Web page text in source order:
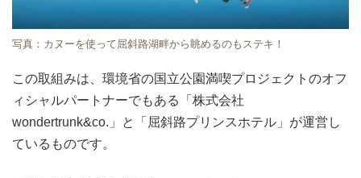
写真：カヌーを使って屈斜路湖畔から眺めるのもステキ！
この取組みは、環境省の国立公園満喫プロジェクトのオフ
ィシャルパートナーでもある「株式会社
wondertrunk&co.」と「屈斜路プリンスホテル」が運営し
ているものです。